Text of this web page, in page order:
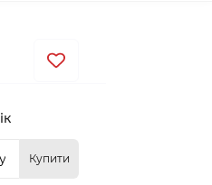
Купити